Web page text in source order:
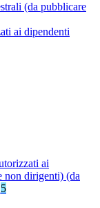
(da pubblicare
ai dipendenti
ai
non dirigenti) (da
5